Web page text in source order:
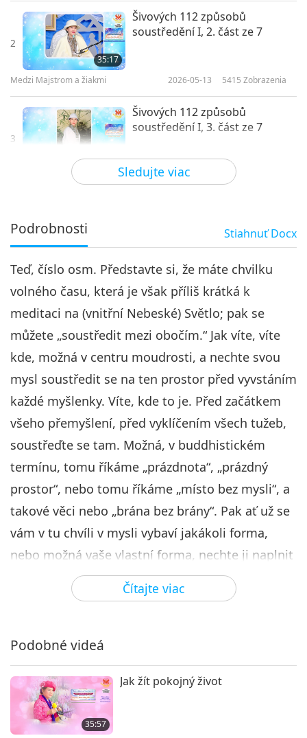
Sledujte viac
2
35:17
Šivových 112 způsobů
soustředění I, 2. část ze 7
Medzi Majstrom a žiakmi 2026-05-13 5415 Zobrazenia
3
Šivových 112 způsobů
soustředění I, 3. část ze 7
Medzi Majstrom a žiakmi 2026-05-14 5210
4
33:50
Medzi Majstrom a žiakmi 2026-05-15 5092Zobrazenia
Šivových 112 způsobů
soustředění I, 5. část ze 7
Medzi Majstrom a žiakmi 2026-05-16
6
29:49
Šivových 112 způsobů
soustředění I, 6. část ze 7
Medzi Majstrom a žiakmi 2026-05-17 4451 Zobrazenia
7
30:11
Šivových 112 způsobů
soustředění I, 7. část ze 7
Medzi Majstrom a žiakmi 2026-05-18 4298 Zobrazenia
Podrobnosti StiahnuťDocx
Čítajte viac
Teď, číslo osm. Představte si, že máte chvilku
volného času, která je však příliš krátká k
meditaci na (vnitřní Nebeské) Světlo; pak se
můžete „soustředit mezi obočím.“ Jak víte, víte
kde, možná v centru moudrosti, a nechte svou
mysl soustředit se na ten prostor před vyvstáním
každé myšlenky. Víte, kde to je. Před začátkem
všeho přemyšlení, před vyklíčením všech tužeb,
soustřeďte se tam. Možná, v buddhistickém
termínu, tomu říkáme „prázdnota“, „prázdný
prostor“, nebo tomu říkáme „místo bez mysli“, a
takové věci nebo „brána bez brány“. Pak ať už se
vám v tu chvíli v mysli vybaví jakákoli forma,
nebo možná vaše vlastní forma, nechte ji naplnit
univerzální životní silou. Možná si to představte.
„A pak se „osprchujte“ v tomto (vnitřním
když se sprchujete, ale ne sprcha vodou, ale
sprcha univerzálním (vnitřním Nebeským)
Světlem, univerzálním požehnáním a osvícením.
Takže za všech okolností se můžeme vždy snažit
Podobné videá
35:57
Jak žít pokojný život